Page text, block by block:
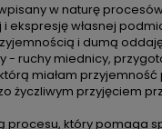
w naturę
własnej
i dumą
- ruchy miednicy,
miałam
życzliwym przyjęciem
procesu, który pomaga